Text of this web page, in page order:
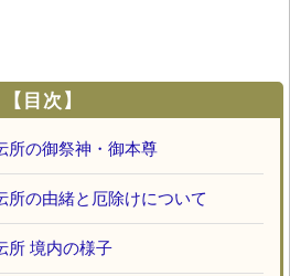
【目次】
所の御祭神・御本尊
所の由緒と厄除けについて
所 境内の様子